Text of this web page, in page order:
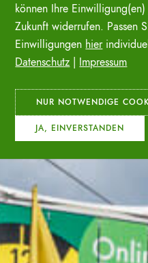
können Ihre
Zukunft widerrufen. Passen
Einwilligungen hier
Datenschutz
Impressum